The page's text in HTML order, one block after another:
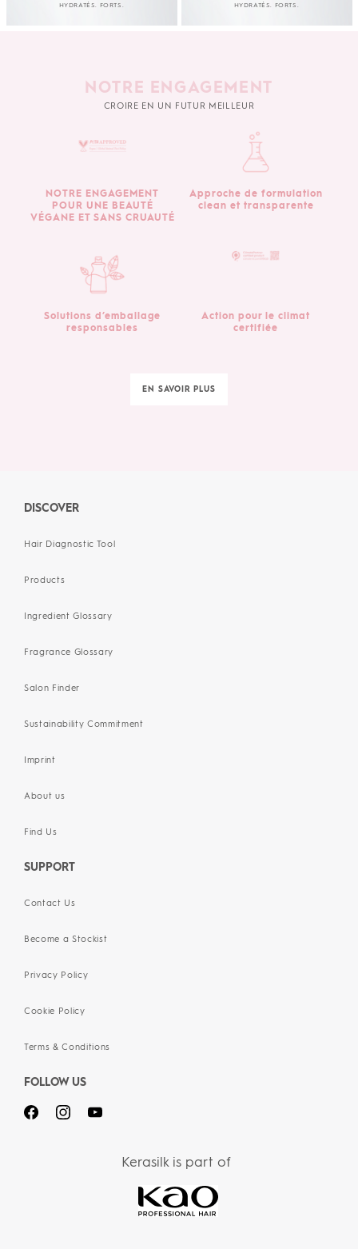
HYDRATÉS. FORTS.
HYDRATÉS. FORTS.
NOTRE ENGAGEMENT
CROIRE EN UN FUTUR MEILLEUR
EN SAVOIR PLUS
NOTRE ENGAGEMENT
POUR UNE BEAUTÉ
VÉGANE ET SANS CRUAUTÉ
Approche de formulation
clean et transparente
Solutions d’emballage
responsables
Action pour le climat
certifiée
DISCOVER
Hair Diagnostic Tool
Products
Ingredient Glossary
Fragrance Glossary
Salon Finder
Sustainability Commitment
Imprint
About us
Find Us
SUPPORT
Contact Us
Become a Stockist
Privacy Policy
Cookie Policy
Terms & Conditions
FOLLOW US
Kerasilk is part of